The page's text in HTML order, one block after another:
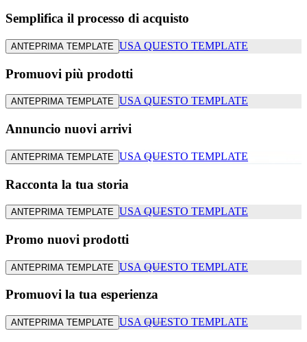
Semplifica il processo di acquisto
ANTEPRIMA TEMPLATE USA QUESTO TEMPLATE
Promuovi più prodotti
ANTEPRIMA TEMPLATE USA QUESTO TEMPLATE
Annuncio nuovi arrivi
ANTEPRIMA TEMPLATE USA QUESTO TEMPLATE
Racconta la tua storia
ANTEPRIMA TEMPLATE USA QUESTO TEMPLATE
Promo nuovi prodotti
ANTEPRIMA TEMPLATE USA QUESTO TEMPLATE
Promuovi la tua esperienza
ANTEPRIMA TEMPLATE USA QUESTO TEMPLATE